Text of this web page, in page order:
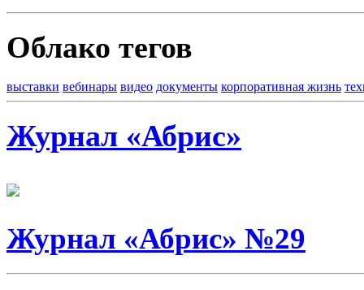
Облако тегов
выставки вебинары видео документы корпоративная жизнь
Журнал «Абрис»
Журнал «Абрис» №29